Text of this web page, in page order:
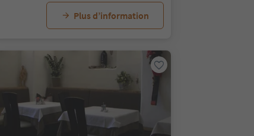
Plus d’information